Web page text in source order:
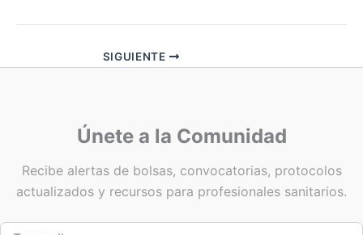
SIGUIENTE
Únete a la Comunidad
Recibe alertas de bolsas, convocatorias, protocolos
actualizados y recursos para profesionales sanitarios.